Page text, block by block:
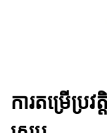
ការតម្រើប្